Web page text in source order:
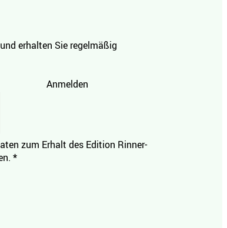
erhalten Sie regelmäßig
Anmelden
zum Erhalt des Edition Rinner-
*